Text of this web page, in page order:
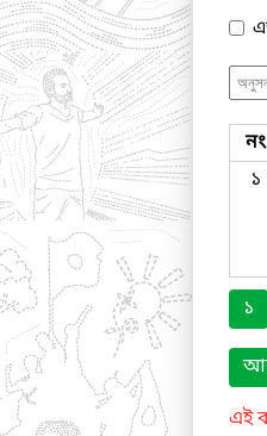
নং
১
১
এই